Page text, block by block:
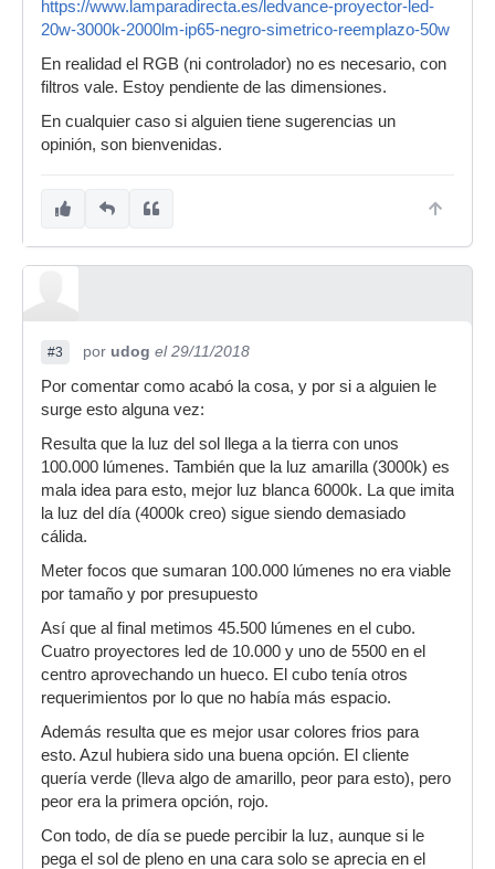
https://www.lamparadirecta.es/ledvance-proyector-led-
20w-3000k-2000lm-ip65-negro-simetrico-reemplazo-50w
En realidad el RGB (ni controlador) no es necesario, con
filtros vale. Estoy pendiente de las dimensiones.
En cualquier caso si alguien tiene sugerencias un
opinión, son bienvenidas.
#3 por udog el 29/11/2018
Por comentar como acabó la cosa, y por si a alguien le
surge esto alguna vez:
Resulta que la luz del sol llega a la tierra con unos
100.000 lúmenes. También que la luz amarilla (3000k) es
mala idea para esto, mejor luz blanca 6000k. La que imita
la luz del día (4000k creo) sigue siendo demasiado
cálida.
Meter focos que sumaran 100.000 lúmenes no era viable
por tamaño y por presupuesto
Así que al final metimos 45.500 lúmenes en el cubo.
Cuatro proyectores led de 10.000 y uno de 5500 en el
centro aprovechando un hueco. El cubo tenía otros
requerimientos por lo que no había más espacio.
Además resulta que es mejor usar colores frios para
esto. Azul hubiera sido una buena opción. El cliente
quería verde (lleva algo de amarillo, peor para esto), pero
peor era la primera opción, rojo.
Con todo, de día se puede percibir la luz, aunque si le
pega el sol de pleno en una cara solo se aprecia en el